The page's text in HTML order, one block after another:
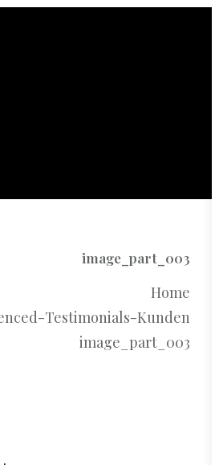
image_part_003
Home
Testimonials-Kunden
image_part_003